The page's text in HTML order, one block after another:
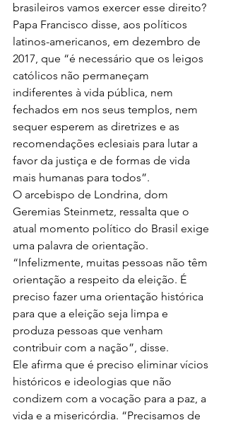
brasileiros vamos exercer esse direito?
Papa Francisco disse, aos políticos
latinos-americanos, em dezembro de
2017, que “é necessário que os leigos
católicos não permaneçam
indiferentes à vida pública, nem
fechados em nos seus templos, nem
sequer esperem as diretrizes e as
recomendações eclesiais para lutar a
favor da justiça e de formas de vida
mais humanas para todos”.
O arcebispo de Londrina, dom
Geremias Steinmetz, ressalta que o
atual momento político do Brasil exige
uma palavra de orientação.
“Infelizmente, muitas pessoas não têm
orientação a respeito da eleição. É
preciso fazer uma orientação histórica
para que a eleição seja limpa e
produza pessoas que venham
contribuir com a nação”, disse.
Ele afirma que é preciso eliminar vícios
históricos e ideologias que não
condizem com a vocação para a paz, a
vida e a misericórdia. “Precisamos de